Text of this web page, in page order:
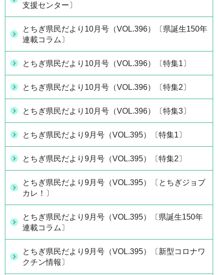
支援センター〕
とちぎ県民だより10月号（VOL.396）〔県誕生150年
連載コラム〕
とちぎ県民だより10月号（VOL.396）〔特集1〕
とちぎ県民だより10月号（VOL.396）〔特集2〕
とちぎ県民だより10月号（VOL.396）〔特集3〕
とちぎ県民だより9月号（VOL.395）〔特集1〕
とちぎ県民だより9月号（VOL.395）〔特集2〕
とちぎ県民だより9月号（VOL.395）〔とちぎジョブ
カレ！〕
とちぎ県民だより9月号（VOL.395）〔県誕生150年
連載コラム〕
とちぎ県民だより9月号（VOL.395）〔新型コロナワ
クチン情報〕